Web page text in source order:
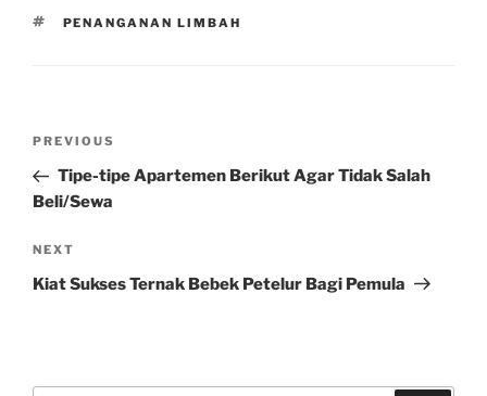
TAGS
PENANGANAN LIMBAH
Previous
Post
PREVIOUS
Tipe-tipe Apartemen Berikut Agar Tidak Salah
Beli/Sewa
Next
Post
NEXT
Kiat Sukses Ternak Bebek Petelur Bagi Pemula